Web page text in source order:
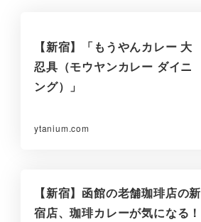
【新宿】「もうやんカレー 大
忍具（モウヤンカレー ダイニ
ング）」
ytanium.com
【新宿】函館の老舗珈琲店の新
宿店、珈琲カレーが気になる！